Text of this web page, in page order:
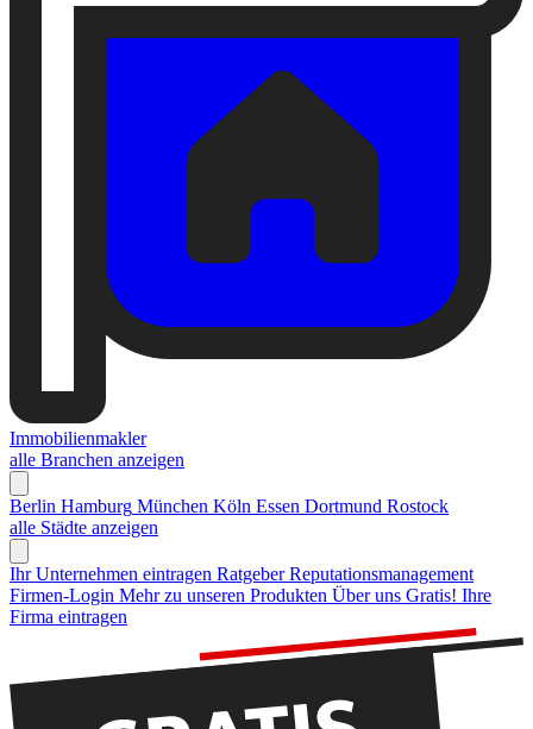
Immobilienmakler
alle Branchen anzeigen
Berlin Hamburg München Köln Essen Dortmund Rostock
alle Städte anzeigen
Ihr Unternehmen eintragen Ratgeber Reputationsmanagement
Firmen-Login Mehr zu unseren Produkten Über uns Gratis! Ihre
Firma eintragen